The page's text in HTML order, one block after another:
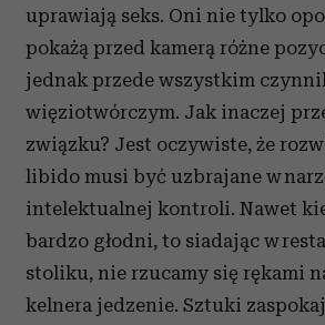
uprawiają seks. Oni nie tylko
pokażą przed kamerą różne
jednak przede wszystkim
więziotwórczym. Jak inaczej
związku? Jest oczywiste, że
libido musi być uzbrajane w
intelektualnej kontroli. Nawet
bardzo głodni, to siadając w
stoliku, nie rzucamy się rękami
kelnera jedzenie. Sztuki